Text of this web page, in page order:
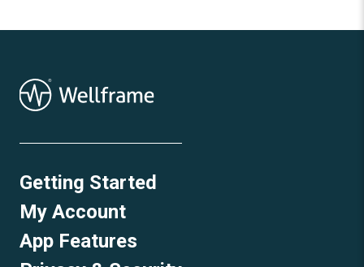
Getting Started
My Account
App Features